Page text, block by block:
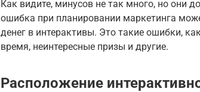
Как видите, минусов не так много, но они
ошибка при планировании маркетинга
денег в интерактивы. Это такие ошибки,
время, неинтересные призы и другие.
Расположение